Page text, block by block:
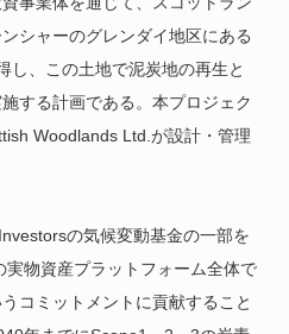
シャーのグレンダイ地区にある
し、この土地で泥炭地の再生と
する計画である。本プロジェク
Woodlands Ltd.が設計・管理
の気候変動基金の一部を
物資産プラットフォーム全体で
コミットメントに貢献すること